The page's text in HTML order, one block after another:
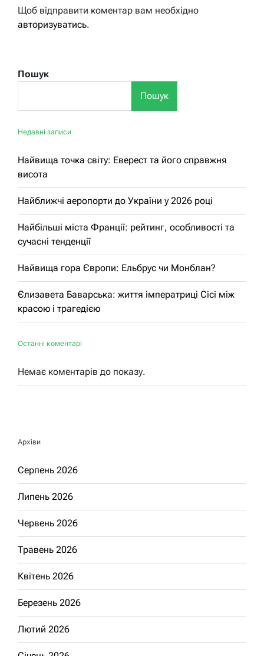
Щоб відправити коментар вам необхідно
авторизуватись.
Пошук
Пошук
Недавні записи
Найвища точка світу: Еверест та його справжня
висота
Найближчі аеропорти до України у 2026 році
Найбільші міста Франції: рейтинг, особливості та
сучасні тенденції
Найвища гора Європи: Ельбрус чи Монблан?
Єлизавета Баварська: життя імператриці Сісі між
красою і трагедією
Останні коментарі
Немає коментарів до показу.
Архіви
Серпень 2026
Липень 2026
Червень 2026
Травень 2026
Квітень 2026
Березень 2026
Лютий 2026